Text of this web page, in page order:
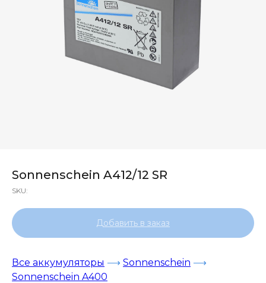
Sonnenschein A412/12 SR
SKU:
Добавить в заказ
Все аккумуляторы ⟶ Sonnenschein ⟶
Sonnenschein A400